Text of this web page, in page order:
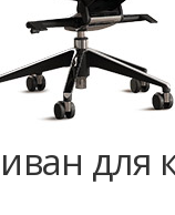
для